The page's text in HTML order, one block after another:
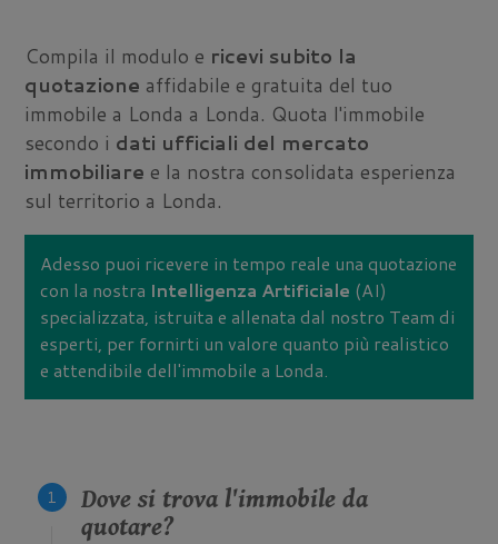
Compila il modulo e ricevi subito la
quotazione affidabile e gratuita del tuo
immobile a Londa a Londa. Quota l'immobile
secondo i dati ufficiali del mercato
immobiliare e la nostra consolidata esperienza
sul territorio a Londa.
Adesso puoi ricevere in tempo reale una quotazione
con la nostra Intelligenza Artificiale (AI)
specializzata, istruita e allenata dal nostro Team di
esperti, per fornirti un valore quanto più realistico
e attendibile dell'immobile a Londa.
Dove si trova l'immobile da
quotare?